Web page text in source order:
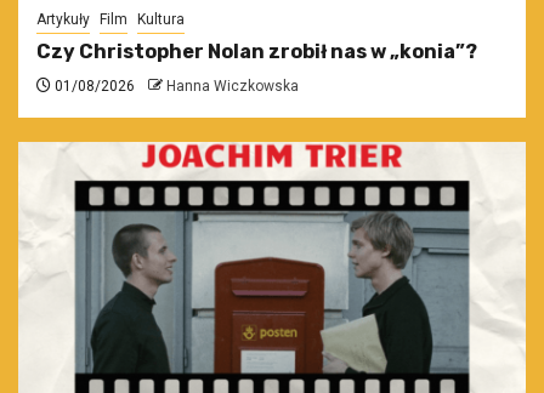
Artykuły Film Kultura
Czy Christopher Nolan zrobił nas w „konia”?
01/08/2026 Hanna Wiczkowska